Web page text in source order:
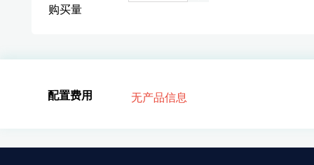
购买量
配置费用 无产品信息